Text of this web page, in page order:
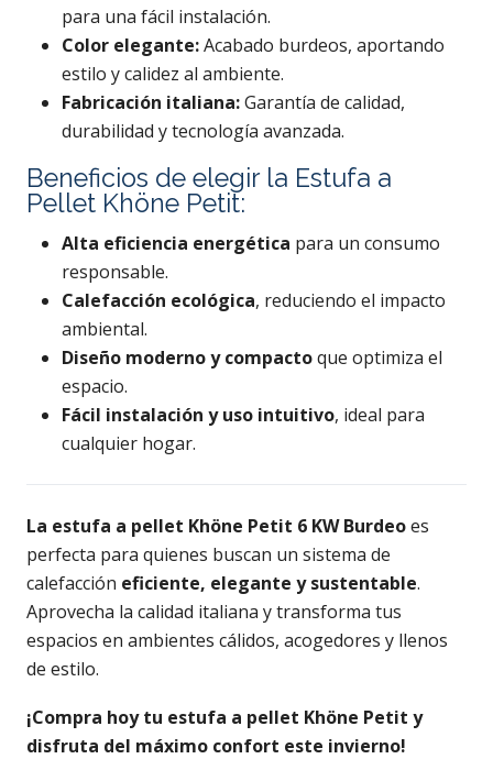
para una fácil instalación.
Color elegante:Acabado burdeos, aportando
estilo y calidez al ambiente.
Fabricación italiana:Garantía de calidad,
durabilidad y tecnología avanzada.
Beneficios de elegir la Estufa a
Pellet Khöne Petit:
Alta eficiencia energética para un consumo
responsable.
Calefacción ecológica, reduciendo el impacto
ambiental.
Diseño moderno y compactoque optimiza el
espacio.
Fácil instalación y uso intuitivo, ideal para
cualquier hogar.
La estufa a pellet Khöne Petit 6 KW Burdeoes
perfecta para quienes buscan un sistema de
calefacción eficiente, elegante y sustentable.
Aprovecha la calidad italiana y transforma tus
espacios en ambientes cálidos, acogedores y llenos
de estilo.
¡Compra hoy tu estufa a pellet Khöne Petit y
disfruta del máximo confort este invierno!